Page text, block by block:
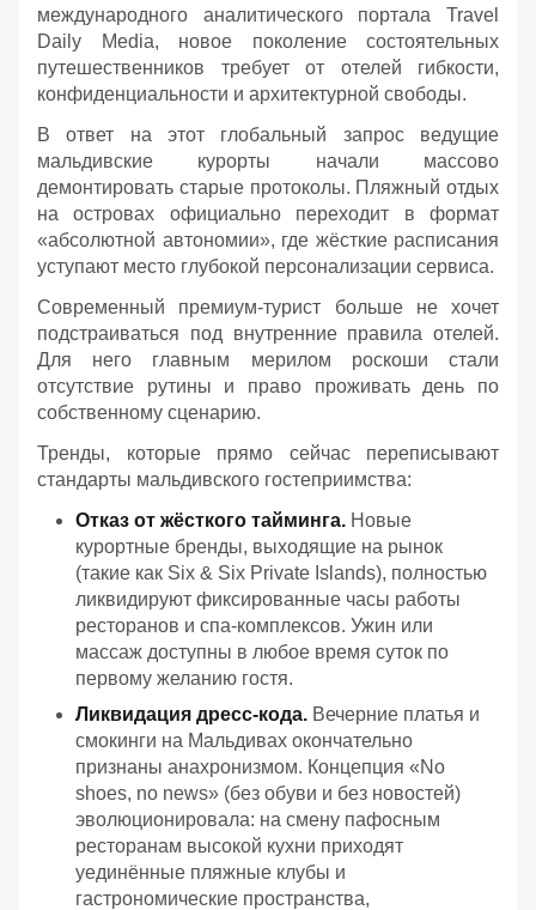
международного аналитического портала Travel
Daily Media, новое поколение состоятельных
путешественников требует от отелей гибкости,
конфиденциальности и архитектурной свободы.
В ответ на этот глобальный запрос ведущие
мальдивские курорты начали массово
демонтировать старые протоколы. Пляжный отдых
на островах официально переходит в формат
«абсолютной автономии», где жёсткие расписания
уступают место глубокой персонализации сервиса.
Современный премиум-турист больше не хочет
подстраиваться под внутренние правила отелей.
Для него главным мерилом роскоши стали
отсутствие рутины и право проживать день по
собственному сценарию.
Тренды, которые прямо сейчас переписывают
стандарты мальдивского гостеприимства:
Отказ от жёсткого тайминга. Новые
курортные бренды, выходящие на рынок
(такие как Six & Six Private Islands), полностью
ликвидируют фиксированные часы работы
ресторанов и спа-комплексов. Ужин или
массаж доступны в любое время суток по
первому желанию гостя.
Ликвидация дресс-кода. Вечерние платья и
смокинги на Мальдивах окончательно
признаны анахронизмом. Концепция «No
shoes, no news» (без обуви и без новостей)
эволюционировала: на смену пафосным
ресторанам высокой кухни приходят
уединённые пляжные клубы и
гастрономические пространства,